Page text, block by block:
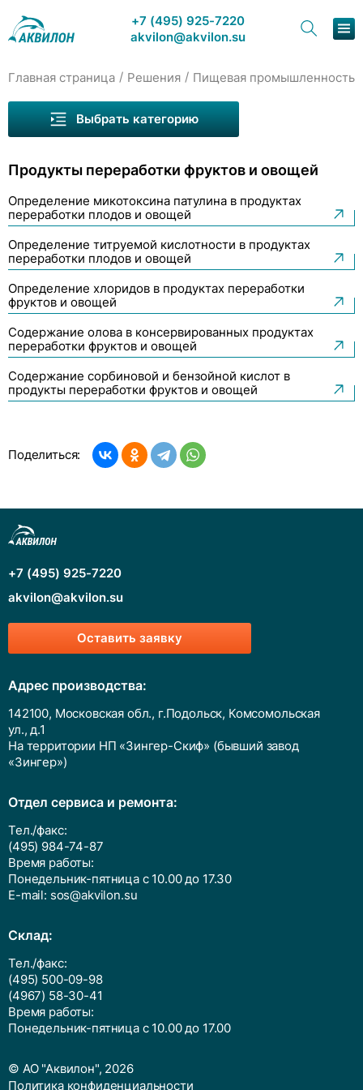
+7 (495) 925-7220
akvilon@akvilon.su
Решения
Сервис и ремонт
Контакты
Главная страница / Решения / Пищевая промышленность
Продукты переработки фруктов и овощей
Определение микотоксина патулина в продуктах
переработки плодов и овощей
Определение титруемой кислотности в продуктах
переработки плодов и овощей
Определение хлоридов в продуктах переработки
фруктов и овощей
Содержание олова в консервированных продуктах
переработки фруктов и овощей
Содержание сорбиновой и бензойной кислот в
продукты переработки фруктов и овощей
Выбрать категорию
Алкогольная продукция
Вино, виноматериалы
Вода бутилированая
Масла растительные
Масло, маргарин, кулинарный жир
Мёд и мёдсодержащие продукты
Мясные консервы
Пищевая продукция
Продукты переработки рыбы
Продукты переработки фруктов и овощей
Соки, нектары
Поделиться:
Оставить заявку
+7 (495) 925-7220
akvilon@akvilon.su
Адрес производства:
142100, Московская обл., г.Подольск, Комсомольская
ул., д.1
На территории НП «Зингер-Скиф» (бывший завод
«Зингер»)
Отдел сервиса и ремонта:
Тел./факс:
(495) 984-74-87
Время работы:
Понедельник-пятница с 10.00 до 17.30
E-mail: sos@akvilon.su
Cклад:
Тел./факс:
(495) 500-09-98
(4967) 58-30-41
Время работы:
Понедельник-пятница с 10.00 до 17.00
© АО "Аквилон", 2026
Политика конфиденциальности